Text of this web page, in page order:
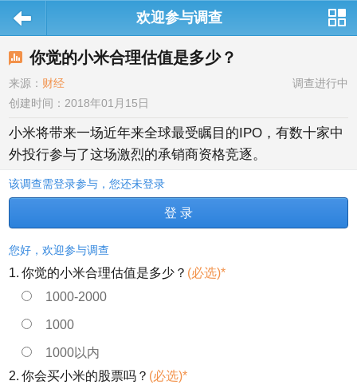
欢迎参与调查
你觉的小米合理估值是多少？
来源： 财经
调查进行中
创建时间：2018年01月15日
小米将带来一场近年来全球最受瞩目的IPO，有数十家中
外投行参与了这场激烈的承销商资格竞逐。
该调查需登录参与，您还未登录
登 录
您好，欢迎参与调查
1. 你觉的小米合理估值是多少？ (必选)*
1000-2000
1000
1000以内
2. 你会买小米的股票吗？ (必选)*